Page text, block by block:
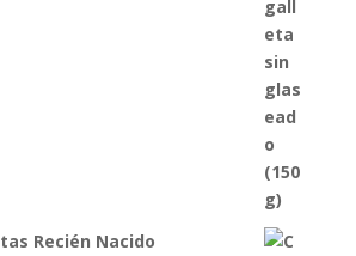
Recién Nacido